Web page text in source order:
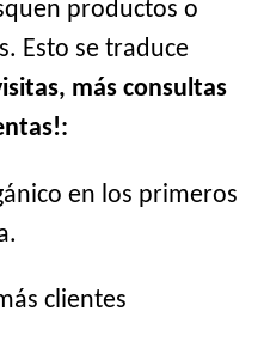
productos o
Esto se traduce
más consultas
en los primeros
clientes